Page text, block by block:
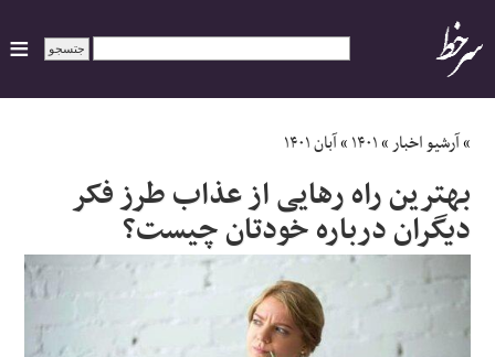
ایران
سیاسی
اقتصاد
»آرشیو اخبار»۱۴۰۱»آبان ۱۴۰۱
بهترین راه رهایی از عذاب طرز فکر
دیگران درباره خودتان چیست؟